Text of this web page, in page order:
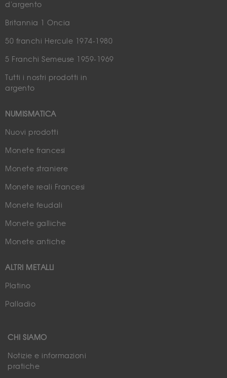
d'argento
Britannia 1 Oncia
50 franchi Hercule 1974-1980
5 Franchi Semeuse 1959-1969
Tutti i nostri prodotti in
argento
NUMISMATICA
Nuovi prodotti
Monete francesi
Monete straniere
Monete reali Francesi
Monete feudali
Monete galliche
Monete antiche
ALTRI METALLI
Platino
Palladio
CHI SIAMO
Notizie e informazioni
pratiche